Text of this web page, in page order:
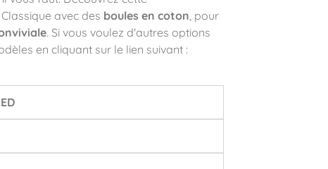
avec des boules en coton, pour
. Si vous voulez d'autres options
en cliquant sur le lien suivant :